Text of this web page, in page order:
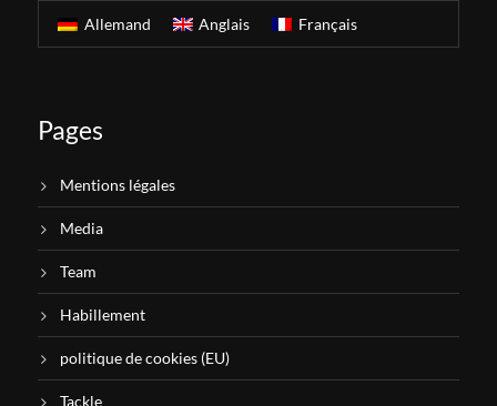
Allemand Anglais Français
Pages
Mentions légales
Media
Team
Habillement
politique de cookies (EU)
Tackle